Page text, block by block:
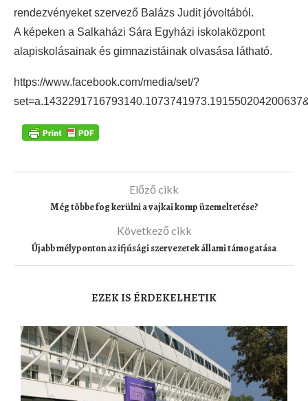
rendezvényeket szervező Balázs Judit jóvoltából.
A képeken a Salkaházi Sára Egyházi iskolaközpont
alapiskolásainak és gimnazistáinak olvasása látható.
https://www.facebook.com/media/set/?
Előző cikk
Még többe fog kerülni a vajkai komp üzemeltetése?
Következő cikk
Újabb mélyponton az ifjúsági szervezetek állami támogatása
EZEK IS ÉRDEKELHETIK